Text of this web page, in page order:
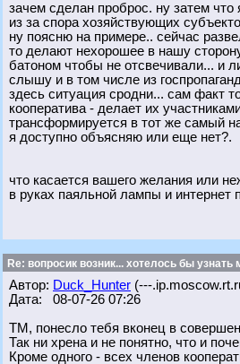
зачем сделан проброс. ну затем
из за спора хозяйствующих
ну поясню на примере.. сейчас
то делают нехорошее в нашу
батоном чтобы не отсвечивали... и
слышу и в том числе из
здесь ситуация сродни... сам факт
кооператива - делает их
трансформируется в тот же самый
я доступно объясняю или еще нет?.
что касается вашего желания или
в руках паяльной лампы и
Re: вопросик возник... хотелось бы
Автор: Duck_Hunter (---
Дата: 08-07-26 07:26
ТМ, понесло тебя вконец в
Так ни хрена и не понятно, что и
Кроме одного - всех членов